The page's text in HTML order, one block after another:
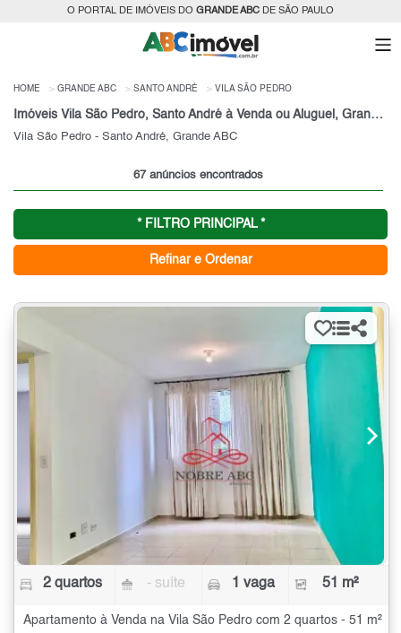
O PORTAL DE IMÓVEIS DO GRANDE ABC DE SÃO PAULO
HOME GRANDE ABC SANTO ANDRÉ VILA SÃO PEDRO
Imóveis Vila São Pedro, Santo André à Venda ou Aluguel, Grande ABC, SP
Vila São Pedro - Santo André, Grande ABC
67 anúncios encontrados
* FILTRO PRINCIPAL *
Refinar e Ordenar
2 quartos - suíte 1 vaga 51 m²
Apartamento à Venda na Vila São Pedro com 2 quartos - 51 m²